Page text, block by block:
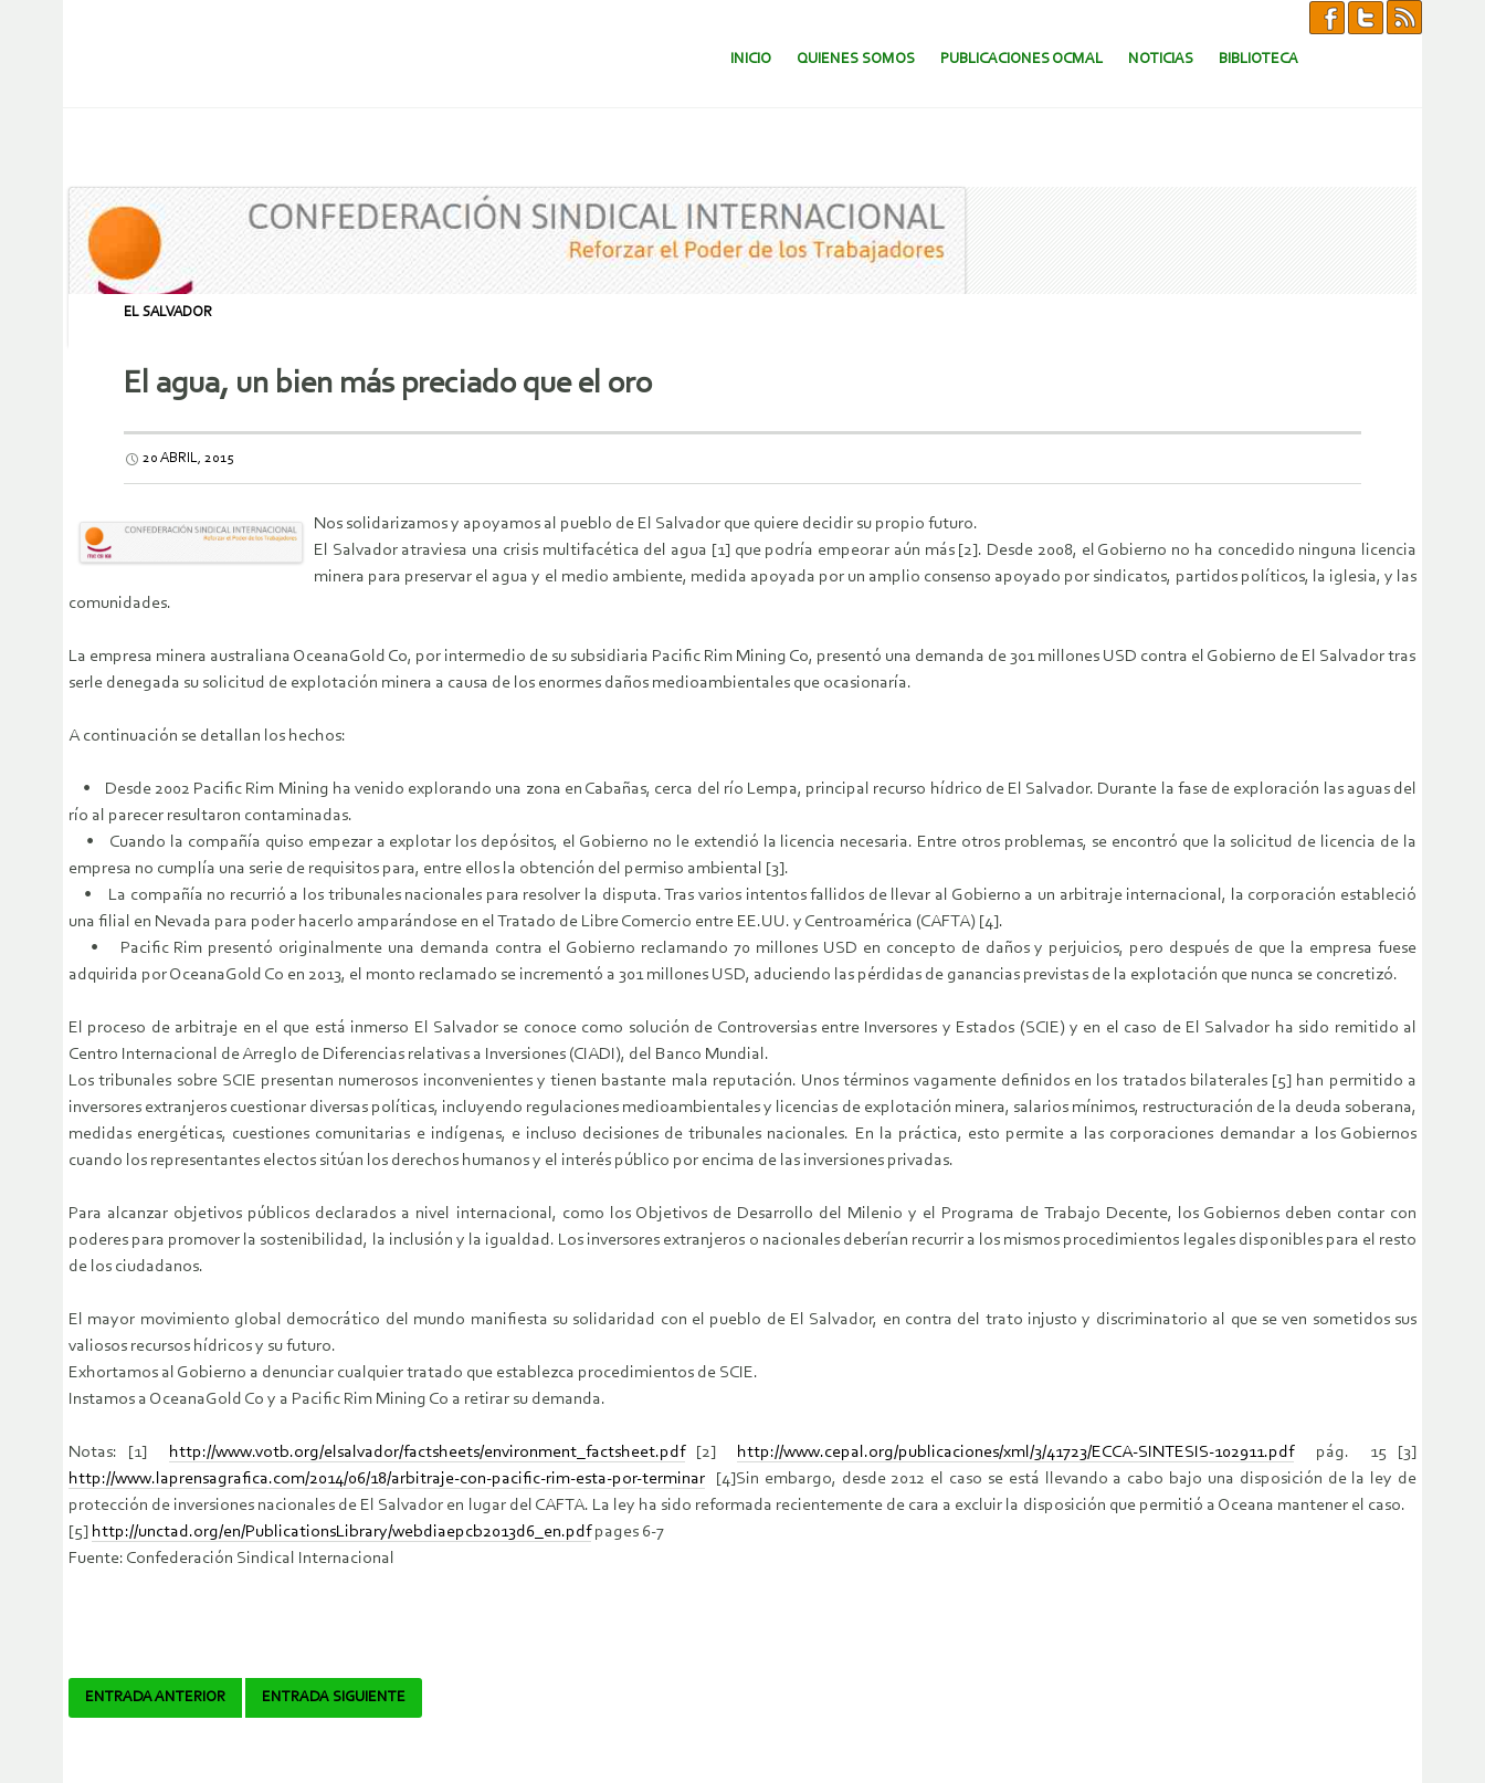
SALTAR AL CONTENIDO.
INICIO QUIENES SOMOS PUBLICACIONES OCMAL NOTICIAS BIBLIOTECA
EL SALVADOR
El agua, un bien más preciado que el oro
20 ABRIL, 2015
Nos solidarizamos y apoyamos al pueblo de El Salvador que quiere decidir su propio futuro.
El Salvador atraviesa una crisis multifacética del agua [1] que podría empeorar aún más [2]. Desde 2008, el Gobierno no ha concedido ninguna licencia
minera para preservar el agua y el medio ambiente, medida apoyada por un amplio consenso apoyado por sindicatos, partidos políticos, la iglesia, y las
comunidades.
La empresa minera australiana OceanaGold Co, por intermedio de su subsidiaria Pacific Rim Mining Co, presentó una demanda de 301 millones USD contra el Gobierno de El Salvador tras
serle denegada su solicitud de explotación minera a causa de los enormes daños medioambientales que ocasionaría.
A continuación se detallan los hechos:
• Desde 2002 Pacific Rim Mining ha venido explorando una zona en Cabañas, cerca del río Lempa, principal recurso hídrico de El Salvador. Durante la fase de exploración las aguas del
río al parecer resultaron contaminadas.
• Cuando la compañía quiso empezar a explotar los depósitos, el Gobierno no le extendió la licencia necesaria. Entre otros problemas, se encontró que la solicitud de licencia de la
empresa no cumplía una serie de requisitos para, entre ellos la obtención del permiso ambiental [3].
• La compañía no recurrió a los tribunales nacionales para resolver la disputa. Tras varios intentos fallidos de llevar al Gobierno a un arbitraje internacional, la corporación estableció
una filial en Nevada para poder hacerlo amparándose en el Tratado de Libre Comercio entre EE.UU. y Centroamérica (CAFTA) [4].
• Pacific Rim presentó originalmente una demanda contra el Gobierno reclamando 70 millones USD en concepto de daños y perjuicios, pero después de que la empresa fuese
adquirida por OceanaGold Co en 2013, el monto reclamado se incrementó a 301 millones USD, aduciendo las pérdidas de ganancias previstas de la explotación que nunca se concretizó.
El proceso de arbitraje en el que está inmerso El Salvador se conoce como solución de Controversias entre Inversores y Estados (SCIE) y en el caso de El Salvador ha sido remitido al
Centro Internacional de Arreglo de Diferencias relativas a Inversiones (CIADI), del Banco Mundial.
Los tribunales sobre SCIE presentan numerosos inconvenientes y tienen bastante mala reputación. Unos términos vagamente definidos en los tratados bilaterales [5] han permitido a
inversores extranjeros cuestionar diversas políticas, incluyendo regulaciones medioambientales y licencias de explotación minera, salarios mínimos, restructuración de la deuda soberana,
medidas energéticas, cuestiones comunitarias e indígenas, e incluso decisiones de tribunales nacionales. En la práctica, esto permite a las corporaciones demandar a los Gobiernos
cuando los representantes electos sitúan los derechos humanos y el interés público por encima de las inversiones privadas.
Para alcanzar objetivos públicos declarados a nivel internacional, como los Objetivos de Desarrollo del Milenio y el Programa de Trabajo Decente, los Gobiernos deben contar con
poderes para promover la sostenibilidad, la inclusión y la igualdad. Los inversores extranjeros o nacionales deberían recurrir a los mismos procedimientos legales disponibles para el resto
de los ciudadanos.
El mayor movimiento global democrático del mundo manifiesta su solidaridad con el pueblo de El Salvador, en contra del trato injusto y discriminatorio al que se ven sometidos sus
valiosos recursos hídricos y su futuro.
Exhortamos al Gobierno a denunciar cualquier tratado que establezca procedimientos de SCIE.
Instamos a OceanaGold Co y a Pacific Rim Mining Co a retirar su demanda.
Notas: [1] http://www.votb.org/elsalvador/factsheets/environment_factsheet.pdf[2] http://www.cepal.org/publicaciones/xml/3/41723/ECCA-SINTESIS-102911.pdfpág. 15 [3]
http://www.laprensagrafica.com/2014/06/18/arbitraje-con-pacific-rim-esta-por-terminar [4]Sin embargo, desde 2012 el caso se está llevando a cabo bajo una disposición de la ley de
protección de inversiones nacionales de El Salvador en lugar del CAFTA. La ley ha sido reformada recientemente de cara a excluir la disposición que permitió a Oceana mantener el caso.
[5] http://unctad.org/en/PublicationsLibrary/webdiaepcb2013d6_en.pdfpages 6-7
Fuente: Confederación Sindical Internacional
Navegador
ENTRADA ANTERIOR ENTRADA SIGUIENTE